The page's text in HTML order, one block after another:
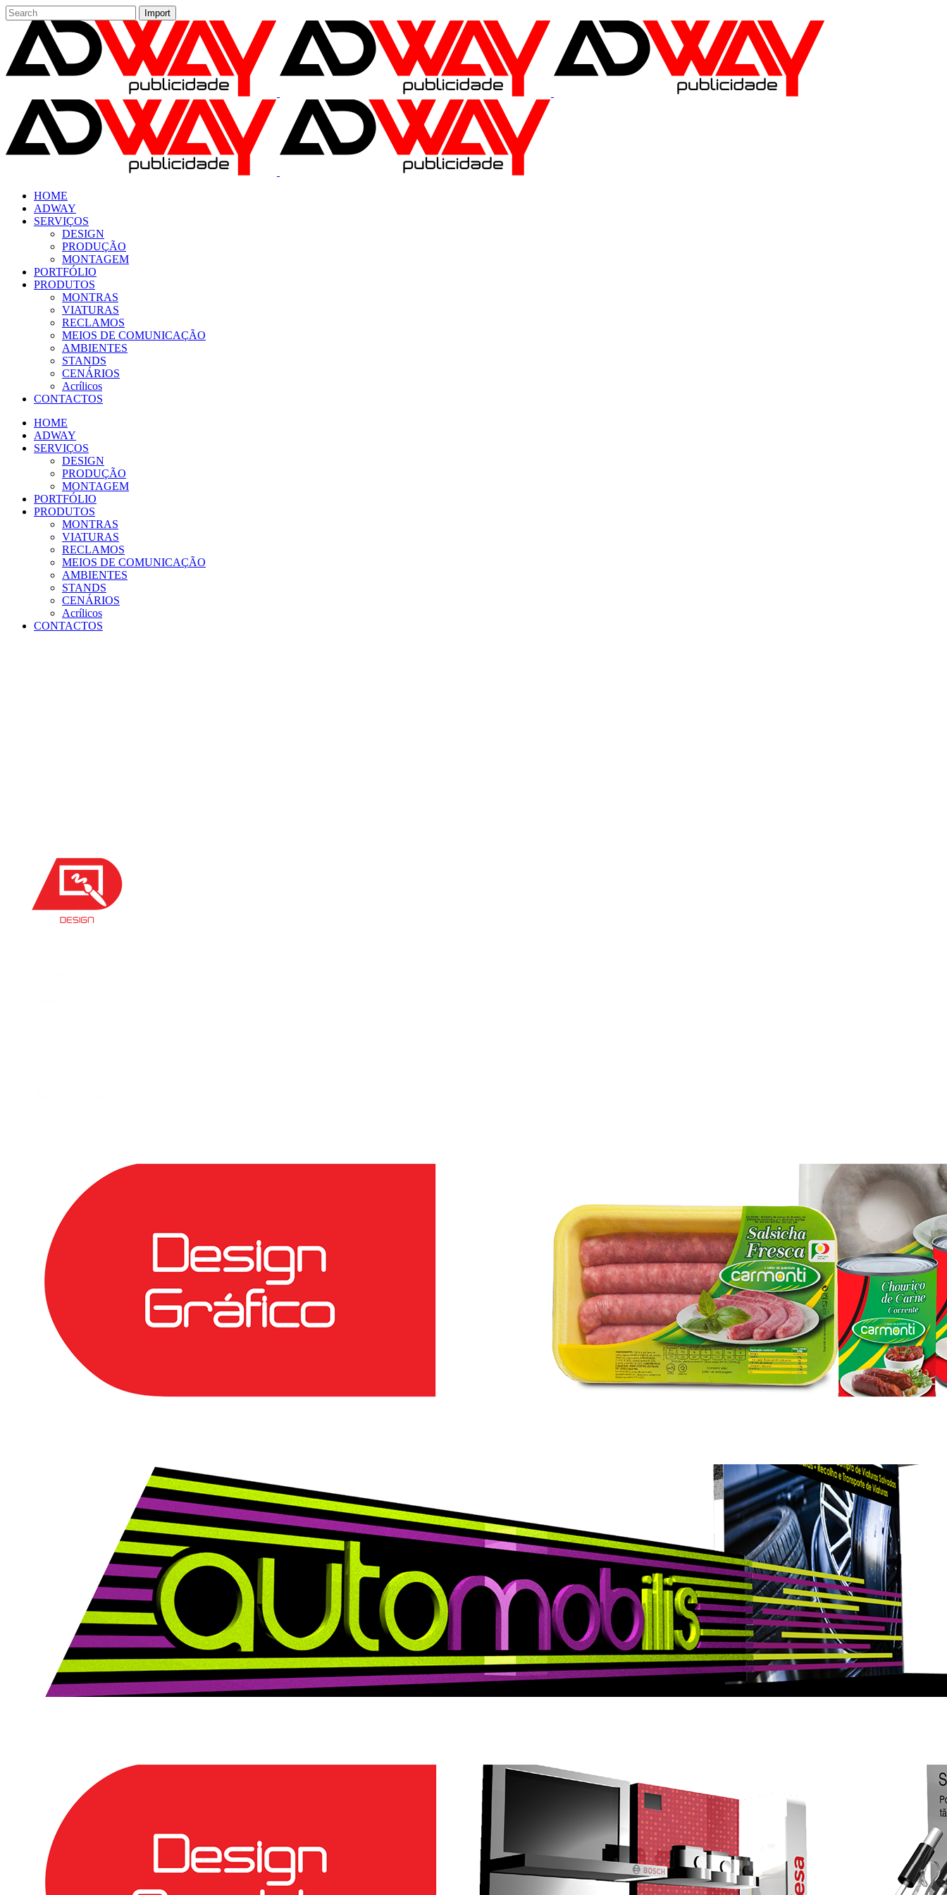
HOME
ADWAY
SERVIÇOS
DESIGN
PRODUÇÃO
MONTAGEM
PORTFÓLIO
PRODUTOS
MONTRAS
VIATURAS
RECLAMOS
MEIOS DE COMUNICAÇÃO
AMBIENTES
STANDS
CENÁRIOS
Acrílicos
CONTACTOS
HOME
ADWAY
SERVIÇOS
DESIGN
PRODUÇÃO
MONTAGEM
PORTFÓLIO
PRODUTOS
MONTRAS
VIATURAS
RECLAMOS
MEIOS DE COMUNICAÇÃO
AMBIENTES
STANDS
CENÁRIOS
Acrílicos
CONTACTOS